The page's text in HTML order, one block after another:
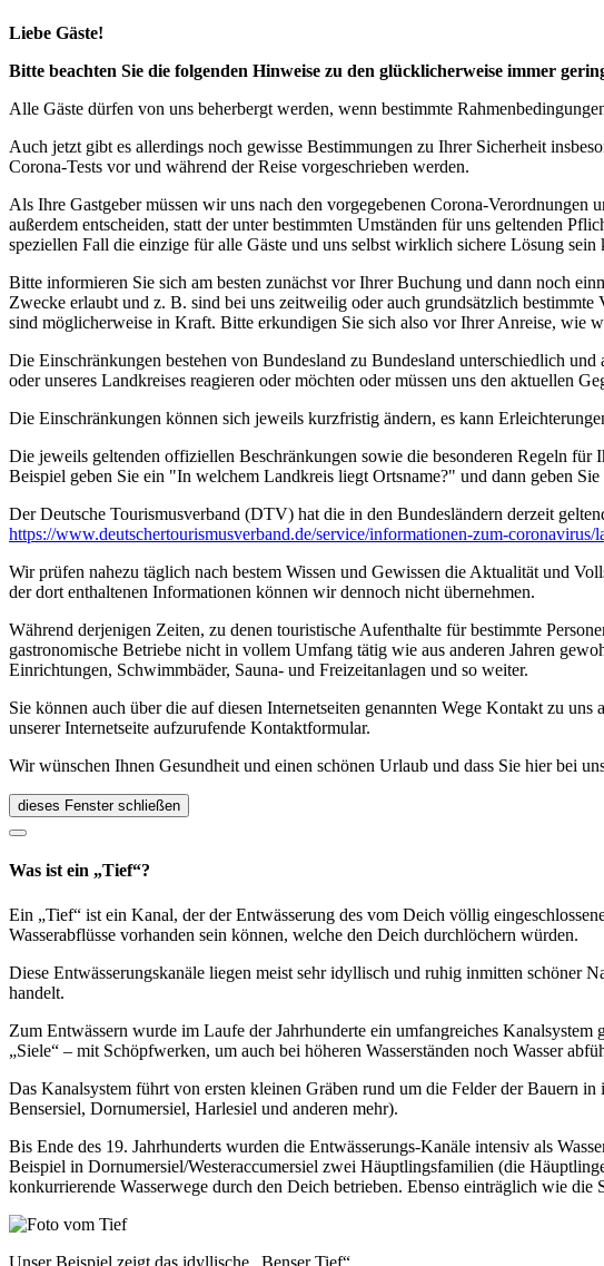
Liebe Gäste!
Bitte beachten Sie die folgenden Hinweise zu den glücklicherweise immer
Alle Gäste dürfen von uns beherbergt werden, wenn bestimmte
Auch jetzt gibt es allerdings noch gewisse Bestimmungen zu Ihrer Sicherheit
Corona-Tests vor und während der Reise vorgeschrieben werden.
Als Ihre Gastgeber müssen wir uns nach den vorgegebenen Corona-
außerdem entscheiden, statt der unter bestimmten Umständen für uns geltenden
speziellen Fall die einzige für alle Gäste und uns selbst wirklich sichere Lösung sein
Bitte informieren Sie sich am besten zunächst vor Ihrer Buchung und dann noch
Zwecke erlaubt und z. B. sind bei uns zeitweilig oder auch grundsätzlich
sind möglicherweise in Kraft. Bitte erkundigen Sie sich also vor Ihrer Anreise, wie
Die Einschränkungen bestehen von Bundesland zu Bundesland unterschiedlich
oder unseres Landkreises reagieren oder möchten oder müssen uns den aktuellen
Die Einschränkungen können sich jeweils kurzfristig ändern, es kann
Die jeweils geltenden offiziellen Beschränkungen sowie die besonderen Regeln
Beispiel geben Sie ein "In welchem Landkreis liegt Ortsname?" und dann geben
Der Deutsche Tourismusverband (DTV) hat die in den Bundesländern derzeit
https://www.deutscher­tourismusverband.de/­service/­informationen-zum-coronavirus/­
Wir prüfen nahezu täglich nach bestem Wissen und Gewissen die Aktualität und
der dort enthaltenen Informationen können wir dennoch nicht übernehmen.
Während derjenigen Zeiten, zu denen touristische Aufenthalte für bestimmte
gastronomische Betriebe nicht in vollem Umfang tätig wie aus anderen Jahren
Einrichtungen, Schwimmbäder, Sauna- und Freizeitanlagen und so weiter.
Sie können auch über die auf diesen Internetseiten genannten Wege Kontakt zu
unserer Internetseite aufzurufende Kontaktformular.
Wir wünschen Ihnen Gesundheit und einen schönen Urlaub und dass Sie hier bei
dieses Fenster schließen
Was ist ein „Tief“?
Ein „Tief“ ist ein Kanal, der der Entwässerung des vom Deich völlig
Wasserabflüsse vorhanden sein können, welche den Deich durchlöchern würden.
Diese Entwässerungskanäle liegen meist sehr idyllisch und ruhig inmitten schöner
handelt.
Zum Entwässern wurde im Laufe der Jahrhunderte ein umfangreiches
„Siele“ – mit Schöpfwerken, um auch bei höheren Wasserständen noch Wasser
Das Kanalsystem führt von ersten kleinen Gräben rund um die Felder der Bauern
Bensersiel, Dornumersiel, Harlesiel und anderen mehr).
Bis Ende des 19. Jahrhunderts wurden die Entwässerungs-Kanäle intensiv als
Beispiel in Dornumersiel/Westeraccumersiel zwei Häuptlingsfamilien (die
konkurrierende Wasserwege durch den Deich betrieben. Ebenso einträglich wie
Unser Beispiel zeigt das idyllische „Benser Tief“.